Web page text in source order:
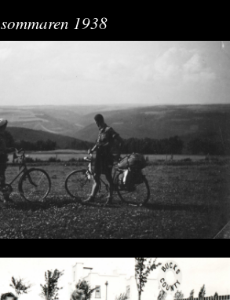
sommaren 1938